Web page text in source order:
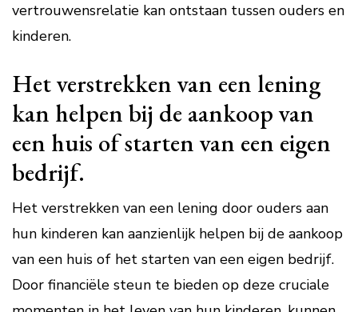
vertrouwensrelatie kan ontstaan tussen ouders en
kinderen.
Het verstrekken van een lening
kan helpen bij de aankoop van
een huis of starten van een eigen
bedrijf.
Het verstrekken van een lening door ouders aan
hun kinderen kan aanzienlijk helpen bij de aankoop
van een huis of het starten van een eigen bedrijf.
Door financiële steun te bieden op deze cruciale